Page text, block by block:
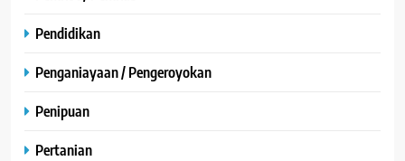
Pendidikan
Penganiayaan / Pengeroyokan
Penipuan
Pertanian